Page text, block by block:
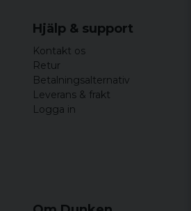
Hjälp & support
Kontakt os
Retur
Betalningsalternativ
Leverans & frakt
Logga in